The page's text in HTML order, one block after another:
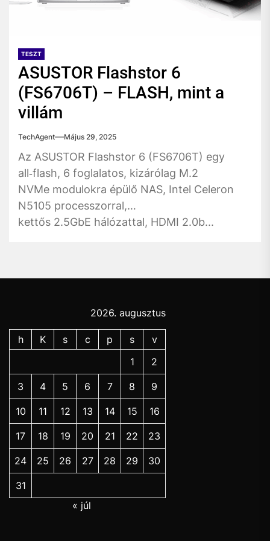
TESZT
ASUSTOR Flashstor 6
(FS6706T) – FLASH, mint a
villám
TechAgent Május 29, 2025
Az ASUSTOR Flashstor 6 (FS6706T) egy
all‑flash, 6 foglalatos, kizárólag M.2
NVMe modulokra épülő NAS, Intel Celeron
N5105 processzorral,
kettős 2.5GbE hálózattal, HDMI 2.0b...
2026. augusztus
h K s c p s
v
1
2
3 4 5 6 7 8 9
10 11 12 13 14 15 16
17 18 19 20 21 22 23
24 25 26 27 28 29 30
31
« júl